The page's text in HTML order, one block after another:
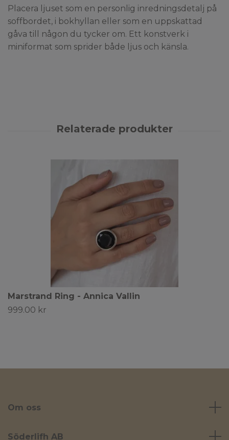
Placera ljuset som en personlig inredningsdetalj på
soffbordet, i bokhyllan eller som en uppskattad
gåva till någon du tycker om. Ett konstverk i
miniformat som sprider både ljus och känsla.
Marstrand Ring - Annica Vallin
999.00 kr
Om oss
Söderlifh AB